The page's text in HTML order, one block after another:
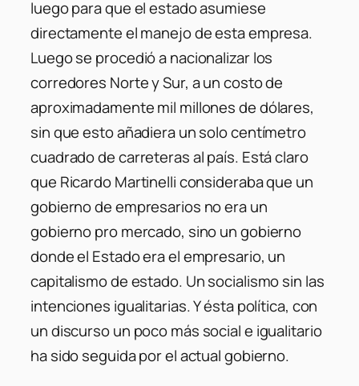
luego para que el estado asumiese
directamente el manejo de esta empresa.
Luego se procedió a nacionalizar los
corredores Norte y Sur, a un costo de
aproximadamente mil millones de dólares,
sin que esto añadiera un solo centímetro
cuadrado de carreteras al país. Está claro
que Ricardo Martinelli consideraba que un
gobierno de empresarios no era un
gobierno pro mercado, sino un gobierno
donde el Estado era el empresario, un
capitalismo de estado. Un socialismo sin las
intenciones igualitarias. Y ésta política, con
un discurso un poco más social e igualitario
ha sido seguida por el actual gobierno.